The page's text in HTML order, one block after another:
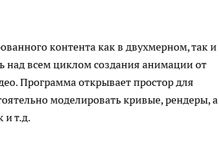
контента как в двухмерном, так и
над всем циклом создания анимации от
Программа открывает простор для
моделировать кривые, рендеры, а
и т.д.